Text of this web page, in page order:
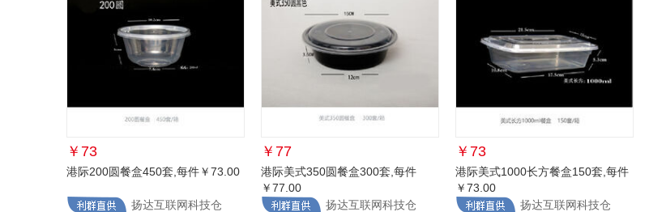
￥ 73
港际200圆餐盒450套 ,每件￥73.00
扬达互联网科技仓
￥ 77
港际美式350圆餐盒300套 ,每件
￥77.00
扬达互联网科技仓
￥ 73
港际美式1000长方餐盒150套 ,每件
￥73.00
扬达互联网科技仓